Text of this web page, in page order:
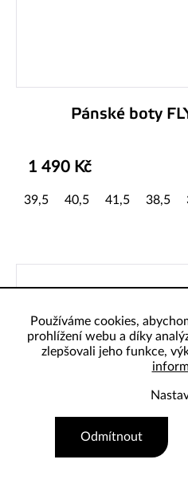
Používáme cookies,
prohlížení webu a díky
zlepšovali jeho funkce,
Odmítnout
Pánské boty
1 490 Kč
39,5 40,5 41,5 38,5